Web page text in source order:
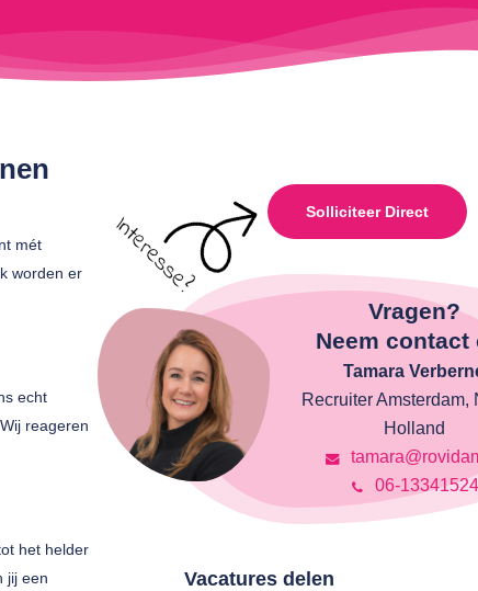
mét
worden er
echt
reageren
het helder
jij een
Solliciteer Direct
Vragen?
Neem contact
Tamara
Recruiter Amsterdam,
Holland
06-13341524
Vacatures delen